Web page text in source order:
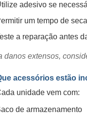
adesivo se
um tempo de
a reparação antes
danos extensos,
acessórios estão
unidade vem com:
de armazenamento